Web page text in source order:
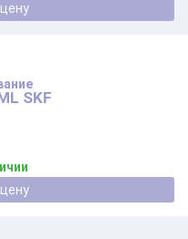
Уточнить цену
SKF
Уточнить цену